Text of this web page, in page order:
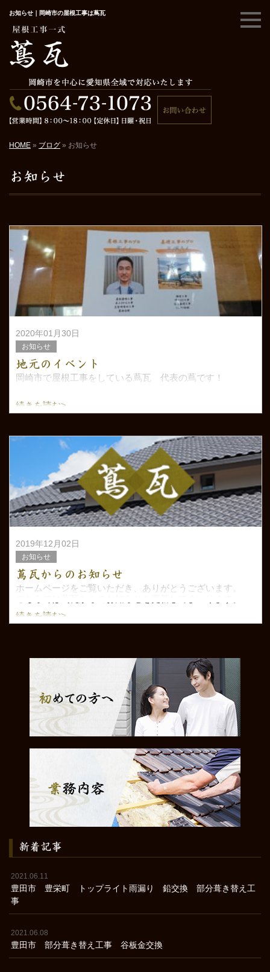
お知らせ｜岡崎市の屋根工事は蔦瓦
HOME » ブログ » お知らせ
お知らせ
2020年01月30日
お知らせ
地元のイベント
岡崎市で屋根工事をしている蔦瓦 代表の蔦です！
このイベントは地域の方に建築の仕事を知って体験して貰
続きを読む>
2019年12月02日
お知らせ
蔦瓦からのお知らせ
ホームページをご覧いただき、ありがとうございます。
続きを読む>
新着記事
2021.06.11
豊田市 豊栄町 トップライト雨漏り 鉛交換 部分葺き替え工
事
2021.06.08
豊田市 部分葺き替え工事 谷板金交換